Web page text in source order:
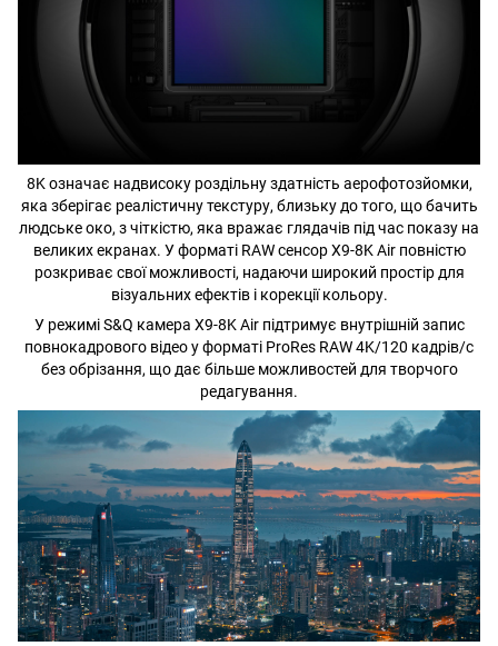
8K означає надвисоку роздільну здатність аерофотозйомки,
яка зберігає реалістичну текстуру, близьку до того, що бачить
людське око, з чіткістю, яка вражає глядачів під час показу на
великих екранах. У форматі RAW сенсор X9-8K Air повністю
розкриває свої можливості, надаючи широкий простір для
візуальних ефектів і корекції кольору.
У режимі S&Q камера X9-8K Air підтримує внутрішній запис
повнокадрового відео у форматі ProRes RAW 4K/120 кадрів/с
без обрізання, що дає більше можливостей для творчого
редагування.